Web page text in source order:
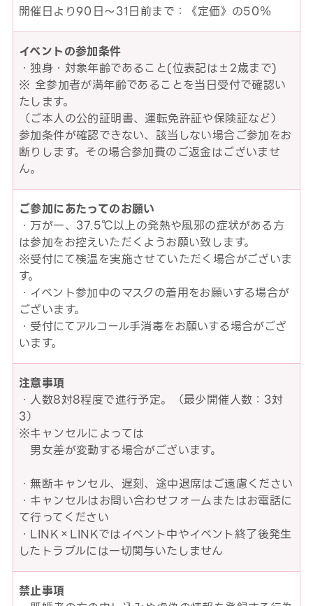
開催日より90日～31日前まで：《定価》の50％
イベントの参加条件
・独身・対象年齢であること(位表記は±2歳まで)
※ 全参加者が満年齢であることを当日受付で確認い
たします。
（ご本人の公的証明書、運転免許証や保険証など）
参加条件が確認できない、該当しない場合ご参加をお
断りします。その場合参加費のご返金はございませ
ん。
ご参加にあたってのお願い
・万が一、37.5℃以上の発熱や風邪の症状がある方
は参加をお控えいただくようお願い致します。
※受付にて検温を実施させていただく場合がございま
す。
・イベント参加中のマスクの着用をお願いする場合が
ございます。
・受付にてアルコール手消毒をお願いする場合がござ
います。
注意事項
・人数8対8程度で進行予定。（最少開催人数：3対
3）
※キャンセルによっては
男女差が変動する場合がございます。
・無断キャンセル、遅刻、途中退席はご遠慮ください
・キャンセルはお問い合わせフォームまたはお電話に
て行ってください
・LINK×LINKではイベント中やイベント終了後発生
したトラブルには一切関与いたしません
禁止事項